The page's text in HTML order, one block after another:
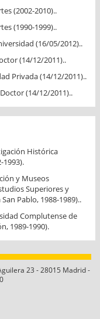
(2002-2010)..
(1990-1999)..
(16/05/2012)..
(14/12/2011)..
Privada (14/12/2011)..
(14/12/2011)..
Histórica
1993).
y Museos
Superiores y
Pablo, 1988-1989)..
Complutense de
1989-1990).
23 - 28015 Madrid -